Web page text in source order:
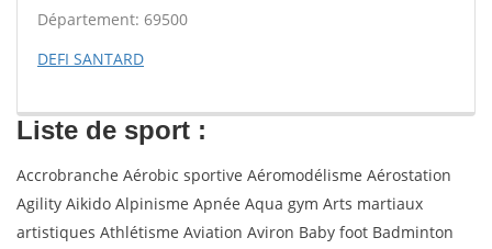
Département: 69500
DEFI SANTARD
Liste de sport :
Accrobranche Aérobic sportive Aéromodélisme Aérostation
Agility Aikido Alpinisme Apnée Aqua gym Arts martiaux
artistiques Athlétisme Aviation Aviron Baby foot Badminton